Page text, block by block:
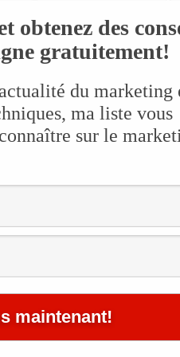
/ aucun commentaire
?
obtenez des
gratuitement!
du marketing
ma liste vous
sur le